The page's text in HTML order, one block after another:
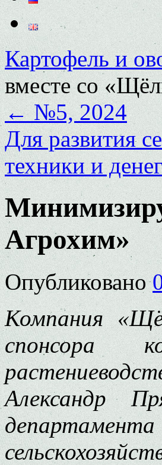
Картофель и
вместе со
←№5, 2024
Для развития
техники и
Агрохим»
Опубликовано
Компания
спонсора
Александр